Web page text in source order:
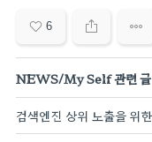
6
NEWS/My Self 관련 글